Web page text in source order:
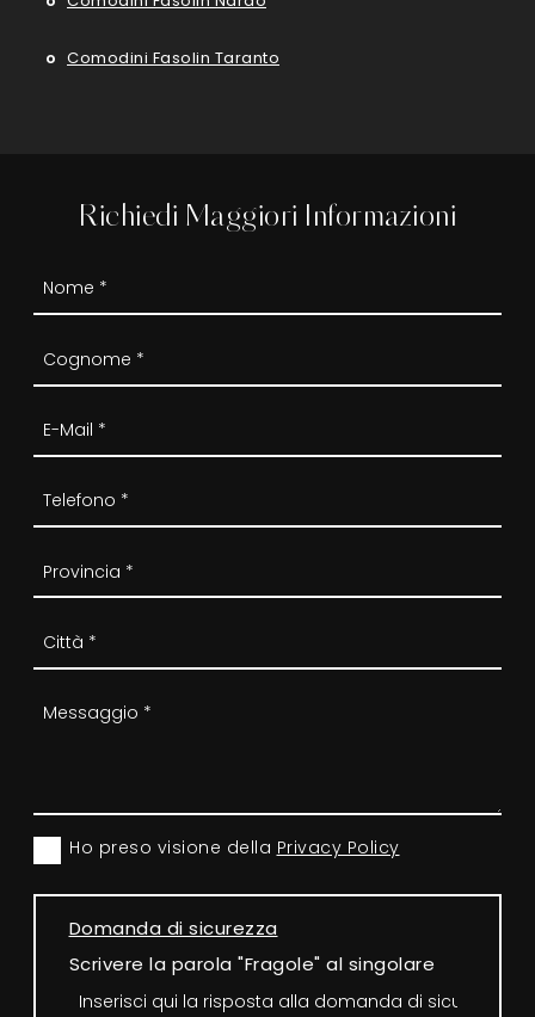
Comodini Fasolin Taranto
Richiedi Maggiori Informazioni
Ho preso visione della Privacy Policy
Domanda di sicurezza
Scrivere la parola "Fragole" al singolare